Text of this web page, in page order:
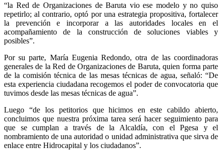
“la Red de Organizaciones de Baruta vio ese modelo y no quiso
repetirlo; al contrario, optó por una estrategia propositiva, fortalecer
la prevención e incorporar a las autoridades locales en el
acompañamiento de la construcción de soluciones viables y
posibles”.
Por su parte, María Eugenia Redondo, otra de las coordinadoras
generales de la Red de Organizaciones de Baruta, quien forma parte
de la comisión técnica de las mesas técnicas de agua, señaló: “De
esta experiencia ciudadana recogemos el poder de convocatoria que
tuvimos desde las mesas técnicas de agua”.
Luego “de los petitorios que hicimos en este cabildo abierto,
concluimos que nuestra próxima tarea será hacer seguimiento para
que se cumplan a través de la Alcaldía, con el Pgesa y el
nombramiento de una autoridad o unidad administrativa que sirva de
enlace entre Hidrocapital y los ciudadanos”.